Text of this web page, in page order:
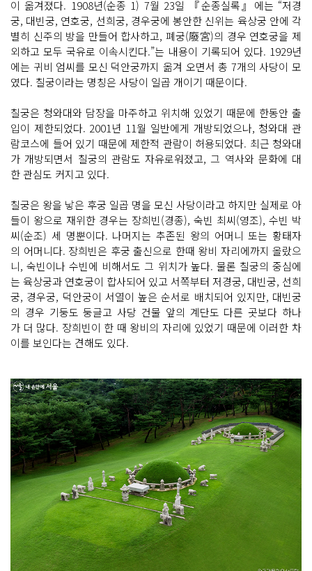
이 옮겨졌다. 1908년(순종 1) 7월 23일 『순종실록』에는 “저경
궁, 대빈궁, 연호궁, 선희궁, 경우궁에 봉안한 신위는 육상궁 안에 각
별히 신주의 방을 만들어 합사하고, 폐궁(廢宮)의 경우 연호궁을 제
외하고 모두 국유로 이속시킨다.”는 내용이 기록되어 있다. 1929년
에는 귀비 엄씨를 모신 덕안궁까지 옮겨 오면서 총 7개의 사당이 모
였다. 칠궁이라는 명칭은 사당이 일곱 개이기 때문이다.
칠궁은 청와대와 담장을 마주하고 위치해 있었기 때문에 한동안 출
입이 제한되었다. 2001년 11월 일반에게 개방되었으나, 청와대 관
람코스에 들어 있기 때문에 제한적 관람이 허용되었다. 최근 청와대
가 개방되면서 칠궁의 관람도 자유로워졌고, 그 역사와 문화에 대
한 관심도 커지고 있다.
칠궁은 왕을 낳은 후궁 일곱 명을 모신 사당이라고 하지만 실제로 아
들이 왕으로 재위한 경우는 장희빈(경종), 숙빈 최씨(영조), 수빈 박
씨(순조) 세 명뿐이다. 나머지는 추존된 왕의 어머니 또는 황태자
의 어머니다. 장희빈은 후궁 출신으로 한때 왕비 자리에까지 올랐으
니, 숙빈이나 수빈에 비해서도 그 위치가 높다. 물론 칠궁의 중심에
는 육상궁과 연호궁이 합사되어 있고 서쪽부터 저경궁, 대빈궁, 선희
궁, 경우궁, 덕안궁이 서열이 높은 순서로 배치되어 있지만, 대빈궁
의 경우 기둥도 둥글고 사당 건물 앞의 계단도 다른 곳보다 하나
가 더 많다. 장희빈이 한 때 왕비의 자리에 있었기 때문에 이러한 차
이를 보인다는 견해도 있다.